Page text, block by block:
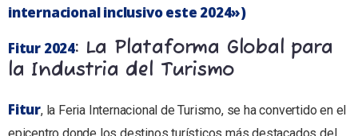
internacional inclusivo este 2024»)
Fitur 2024: La Plataforma Global para
la Industria del Turismo
Fitur, la Feria Internacional de Turismo, se ha convertido en el